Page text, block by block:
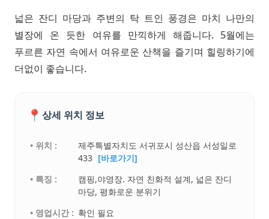
넓은 잔디 마당과 주변의 탁 트인 풍경은 마치 나만의
별장에 온 듯한 여유를 만끽하게 해줍니다. 5월에는
푸르른 자연 속에서 여유로운 산책을 즐기며 힐링하기에
더없이 좋습니다.
📍 상세 위치 정보
• 위치 :
제주특별자치도 서귀포시 성산읍 서성일로
433 [바로가기]
• 특징 :
캠핑,야영장. 자연 친화적 설계, 넓은 잔디
마당, 평화로운 분위기
• 영업시간 : 확인 필요